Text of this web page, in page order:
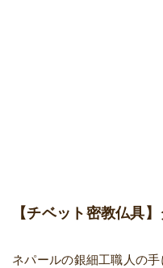
【チベット密教仏具
ネパールの銀細工職人の